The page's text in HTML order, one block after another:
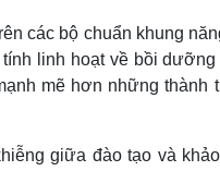
các bộ chuẩn khung
linh hoạt về bồi
mẽ hơn những
giữa đào tạo và